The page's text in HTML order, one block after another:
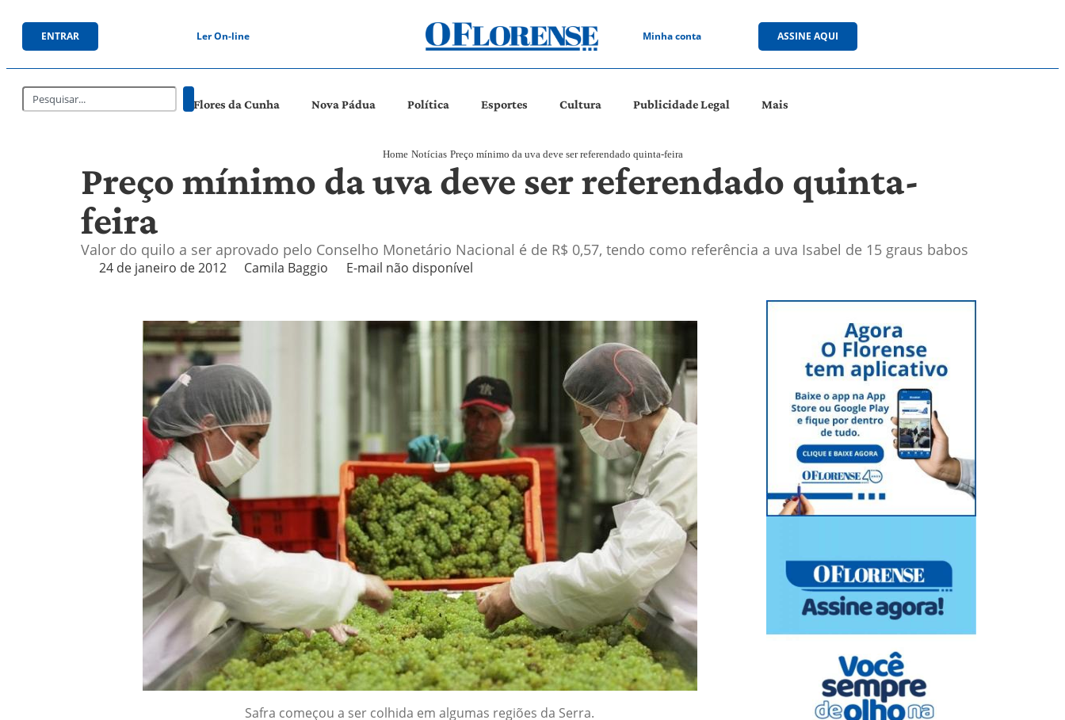
ENTRAR Ler On-line Minha conta ASSINE AQUI
Flores da Cunha Nova Pádua Política Esportes Cultura Publicidade Legal Mais
Home Notícias Preço mínimo da uva deve ser referendado quinta-feira
Preço mínimo da uva deve ser referendado quinta-
feira
Valor do quilo a ser aprovado pelo Conselho Monetário Nacional é de R$ 0,57, tendo como referência a uva Isabel de 15 graus babos
24 de janeiro de 2012 Camila Baggio E-mail não disponível
Safra começou a ser colhida em algumas regiões da Serra.